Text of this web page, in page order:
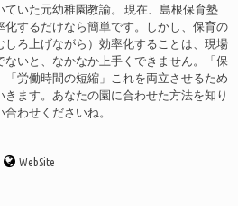
ていた元幼稚園教諭。 現在、島根保育塾
化するだけなら簡単です。しかし、保育の
しろ上げながら）効率化することは、現場
ないと、なかなか上手くできません。「保
「労働時間の短縮」これを両立させるため
きます。あなたの園に合わせた方法を知り
わせくださいね。
WebSite